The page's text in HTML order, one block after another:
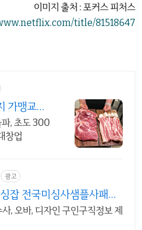
이미지 출처 : 포커스 피처스
title/81518647
가맹교육
, 초도 300
창업
광고
잡 전국미싱사샘플사패턴
, 오바, 디자인 구인구직정보 제